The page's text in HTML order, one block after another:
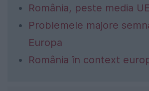
România, peste media UE
Problemele majore
Europa
România în context